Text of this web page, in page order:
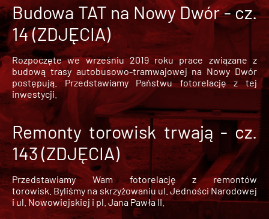
Budowa TAT na Nowy Dwór - cz.
14 (ZDJĘCIA)
Rozpoczęte we wrześniu 2019 roku prace związane z
budową trasy autobusowo-tramwajowej na Nowy Dwór
postępują. Przedstawiamy Państwu fotorelację z tej
inwestycji.
Remonty torowisk trwają - cz.
143 (ZDJĘCIA)
Przedstawiamy Wam fotorelację z remontów
torowisk. Byliśmy na skrzyżowaniu ul. Jedności Narodowej
i ul. Nowowiejskiej i pl. Jana Pawła II.